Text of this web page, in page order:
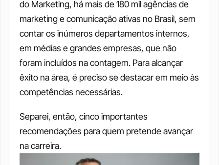
do Marketing, há mais de 180 mil agências de
marketing e comunicação ativas no Brasil, sem
contar os inúmeros departamentos internos,
em médias e grandes empresas, que não
foram incluídos na contagem. Para alcançar
êxito na área, é preciso se destacar em meio às
competências necessárias.
Separei, então, cinco importantes
recomendações para quem pretende avançar
na carreira.